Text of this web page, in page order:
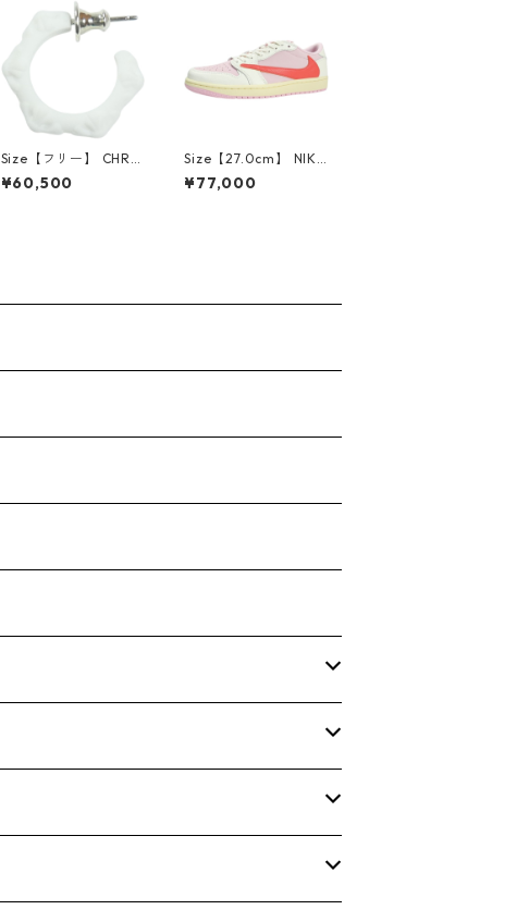
Size【フリー】 CHRO
ME HEARTS クロム・
ハーツ CH Cross SING
¥60,500
Size【27.0cm】 NIKE
ナイキ ×Travis Scott
AIR JORDAN 1 LOW
¥77,000